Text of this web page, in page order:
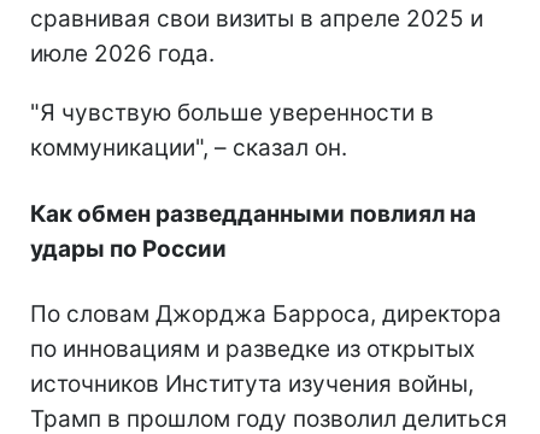
сравнивая свои визиты в апреле 2025 и
июле 2026 года.
"Я чувствую больше уверенности в
коммуникации", – сказал он.
Как обмен разведданными повлиял на
удары по России
По словам Джорджа Барроса, директора
по инновациям и разведке из открытых
источников Института изучения войны,
Трамп в прошлом году позволил делиться